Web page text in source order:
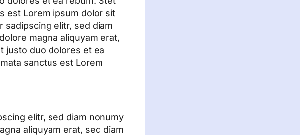
est Lorem ipsum dolor sit
sadipscing elitr, sed diam
magna aliquyam erat,
justo duo dolores et ea
sanctus est Lorem
elitr, sed diam nonumy
aliquyam erat, sed diam